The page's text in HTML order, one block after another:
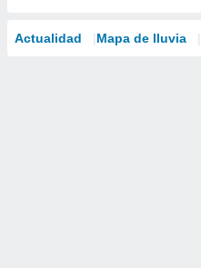
Actualidad Mapa de lluvia